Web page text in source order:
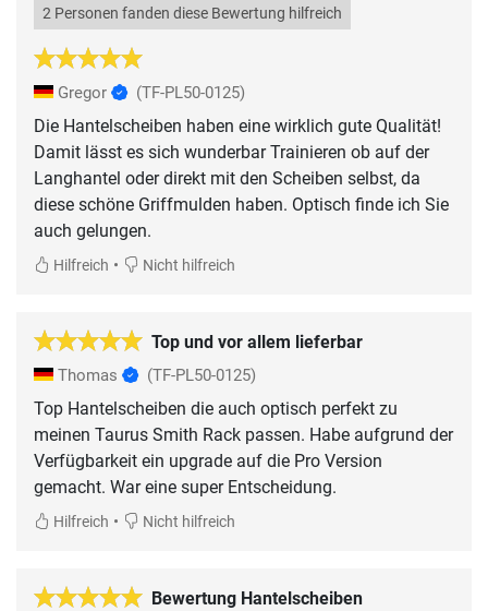
2 Personen fanden diese Bewertung hilfreich
Gregor (TF-PL50-0125)
Die Hantelscheiben haben eine wirklich gute Qualität!
Damit lässt es sich wunderbar Trainieren ob auf der
Langhantel oder direkt mit den Scheiben selbst, da
diese schöne Griffmulden haben. Optisch finde ich Sie
auch gelungen.
Hilfreich • Nicht hilfreich
Top und vor allem lieferbar
Thomas (TF-PL50-0125)
Top Hantelscheiben die auch optisch perfekt zu
meinen Taurus Smith Rack passen. Habe aufgrund der
Verfügbarkeit ein upgrade auf die Pro Version
gemacht. War eine super Entscheidung.
Hilfreich • Nicht hilfreich
Bewertung Hantelscheiben